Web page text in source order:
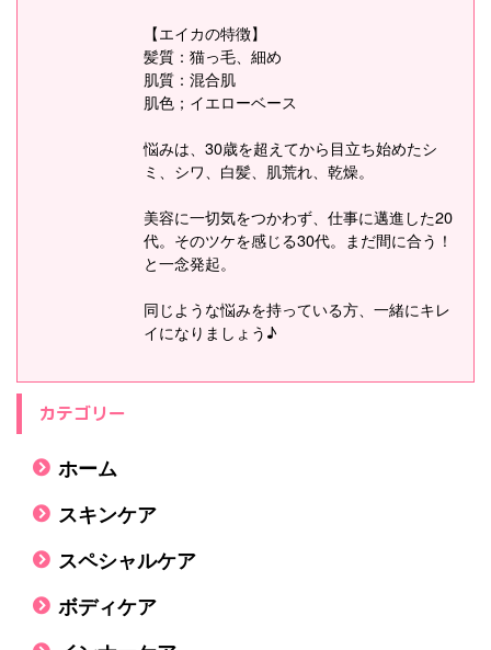
【エイカの特徴】
髪質：猫っ毛、細め
肌質：混合肌
肌色；イエローベース
悩みは、30歳を超えてから目立ち始めたシ
ミ、シワ、白髪、肌荒れ、乾燥。
美容に一切気をつかわず、仕事に邁進した20
代。そのツケを感じる30代。まだ間に合う！
と一念発起。
同じような悩みを持っている方、一緒にキレ
イになりましょう♪
カテゴリー
ホーム
スキンケア
スペシャルケア
ボディケア